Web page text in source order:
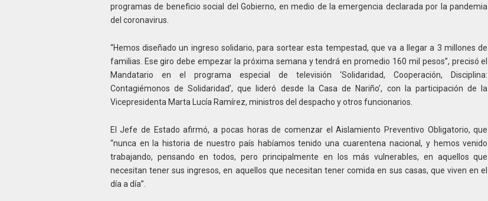
programas de beneficio social del Gobierno, en medio de la emergencia declarada por la pandemia
del coronavirus.
“Hemos diseñado un ingreso solidario, para sortear esta tempestad, que va a llegar a 3 millones de
familias. Ese giro debe empezar la próxima semana y tendrá en promedio 160 mil pesos”, precisó el
Mandatario en el programa especial de televisión ‘Solidaridad, Cooperación, Disciplina:
Contagiémonos de Solidaridad’, que lideró desde la Casa de Nariño’, con la participación de la
Vicepresidenta Marta Lucía Ramírez, ministros del despacho y otros funcionarios.
El Jefe de Estado afirmó, a pocas horas de comenzar el Aislamiento Preventivo Obligatorio, que
“nunca en la historia de nuestro país habíamos tenido una cuarentena nacional, y hemos venido
trabajando, pensando en todos, pero principalmente en los más vulnerables, en aquellos que
necesitan tener sus ingresos, en aquellos que necesitan tener comida en sus casas, que viven en el
día a día”.